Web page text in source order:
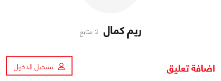
ريم كمال 2 متابع
اضافة تعليق تسجيل الدخول